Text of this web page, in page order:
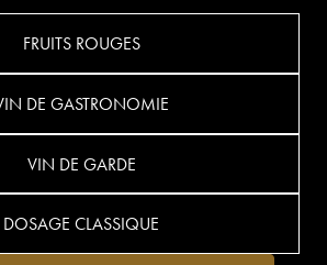
FRUITS ROUGES
DE GASTRONOMIE
VIN DE GARDE
DOSAGE CLASSIQUE